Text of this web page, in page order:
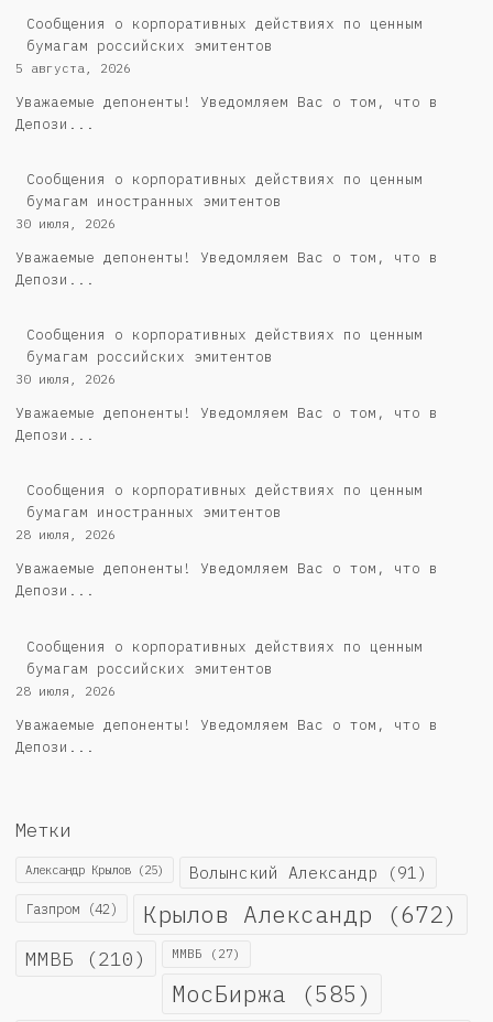
Cообщения о корпоративных действиях по ценным
бумагам российских эмитентов
5 августа, 2026
Уважаемые депоненты! Уведомляем Вас о том, что в
Депози...
Сообщения о корпоративных действиях по ценным
бумагам иностранных эмитентов
30 июля, 2026
Уважаемые депоненты! Уведомляем Вас о том, что в
Депози...
Cообщения о корпоративных действиях по ценным
бумагам российских эмитентов
30 июля, 2026
Уважаемые депоненты! Уведомляем Вас о том, что в
Депози...
Сообщения о корпоративных действиях по ценным
бумагам иностранных эмитентов
28 июля, 2026
Уважаемые депоненты! Уведомляем Вас о том, что в
Депози...
Cообщения о корпоративных действиях по ценным
бумагам российских эмитентов
28 июля, 2026
Уважаемые депоненты! Уведомляем Вас о том, что в
Депози...
Метки
Александр Крылов (25) Волынский Александр (91)
Газпром (42) Крылов Александр (672)
ММВБ (210) ММВБ (27)
МосБиржа (585)